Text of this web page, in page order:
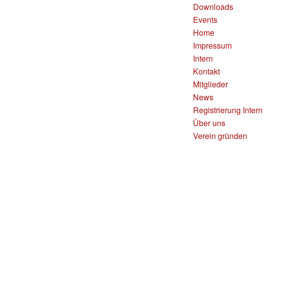
Downloads
Events
Home
Impressum
Intern
Kontakt
Mitglieder
News
Registrierung Intern
Über uns
Verein gründen